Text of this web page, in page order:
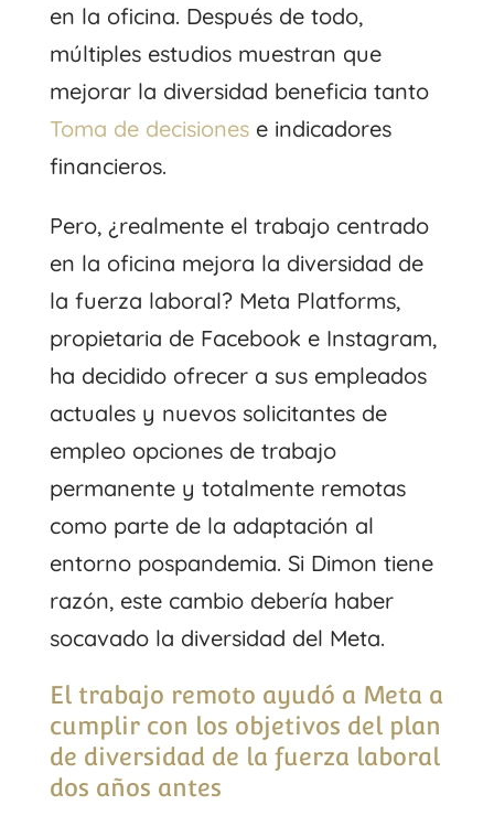
en la oficina. Después de todo,
múltiples estudios muestran que
mejorar la diversidad beneficia tanto
Toma de decisionese indicadores
financieros.
Pero, ¿realmente el trabajo centrado
en la oficina mejora la diversidad de
la fuerza laboral? Meta Platforms,
propietaria de Facebook e Instagram,
ha decidido ofrecer a sus empleados
actuales y nuevos solicitantes de
empleo opciones de trabajo
permanente y totalmente remotas
como parte de la adaptación al
entorno pospandemia. Si Dimon tiene
razón, este cambio debería haber
socavado la diversidad del Meta.
El trabajo remoto ayudó a Meta a
cumplir con los objetivos del plan
de diversidad de la fuerza laboral
dos años antes